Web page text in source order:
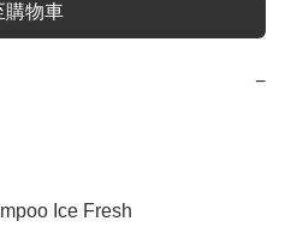
購物車
−
Ice Fresh